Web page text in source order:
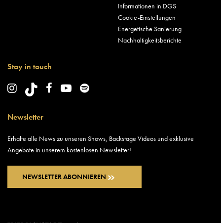
Informationen in DGS
Cookie-Einstellungen
Energetische Sanierung
Nachhaltigkeitsberichte
Stay in touch
Newsletter
Erhalte alle News zu unseren Shows, Backstage Videos und exklusive
Angebote in unserem kostenlosen Newsletter!
NEWSLETTER ABONNIEREN